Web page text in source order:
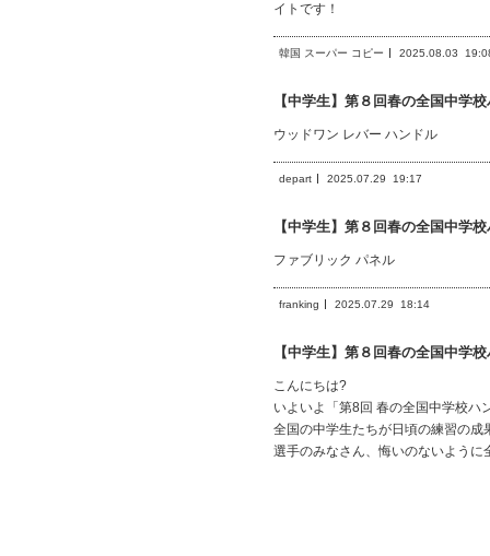
イトです！
韓国 スーパー コピー 2025.08.03
【中学生】第８回春の全国中学
ウッドワン レバー ハンドル
depart 2025.07.29 19:17
【中学生】第８回春の全国中学
ファブリック パネル
franking 2025.07.29 18:14
【中学生】第８回春の全国中学
こんにちは?
いよいよ「第8回 春の全国中学校ハ
全国の中学生たちが日頃の練習の
選手のみなさん、悔いのないよう